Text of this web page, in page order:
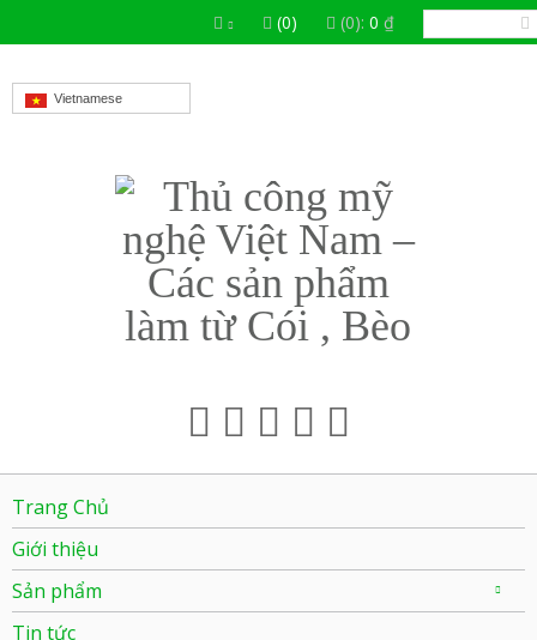
(0) (0): 0 ₫
Vietnamese
Trang Chủ
Giới thiệu
Sản phẩm
Tin tức